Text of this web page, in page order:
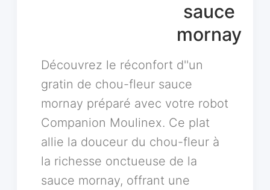
sauce
mornay
Découvrez le réconfort d''un
gratin de chou-fleur sauce
mornay préparé avec votre robot
Companion Moulinex. Ce plat
allie la douceur du chou-fleur à
la richesse onctueuse de la
sauce mornay, offrant une